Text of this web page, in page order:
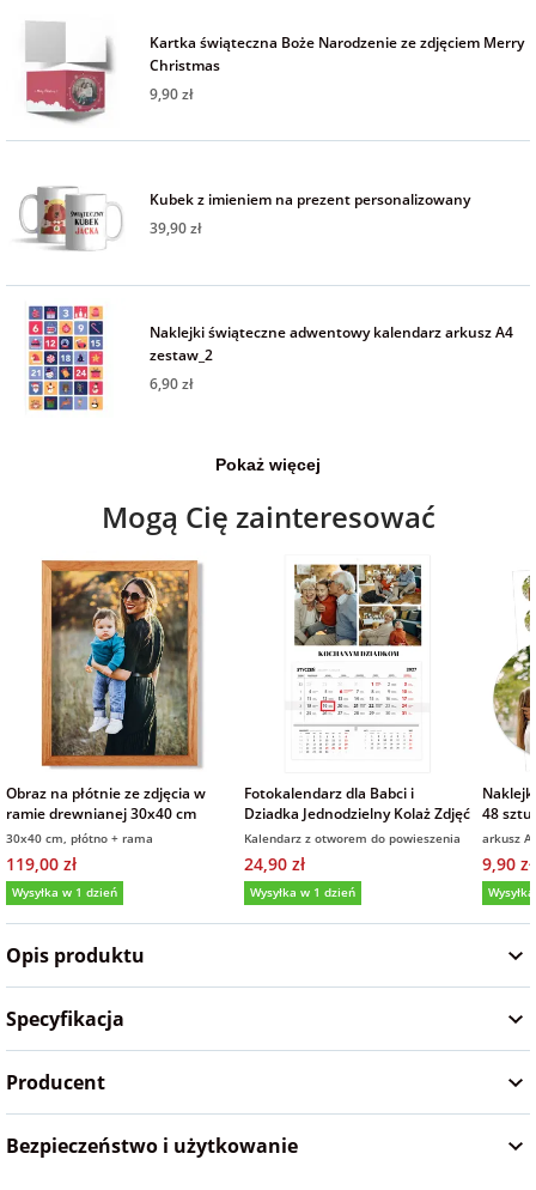
Fotoksiążki
Dodatki i
opakowania
na Dzień
Chłopaka
na walentynki
na mikołajki
na prezent
świąteczny
na Wielkanoc
na wieczór
panieński
na wieczór
kawalerski
dla przyjaciółki
dla przyjaciela
Kartka świąteczna Boże Narodzenie ze zdjęciem Merry
Christmas
9,90 zł
Kubek z imieniem na prezent personalizowany
39,90 zł
Naklejki świąteczne adwentowy kalendarz arkusz A4
zestaw_2
6,90 zł
Pokaż więcej
Mogą Cię zainteresować
Obraz na płótnie ze zdjęcia w
ramie drewnianej 30x40 cm
30x40 cm, płótno + rama
119,00 zł
Wysyłka w 1 dzień
Fotokalendarz dla Babci i
Dziadka Jednodzielny Kolaż Zdjęć
Kalendarz z otworem do powieszenia
24,90 zł
Wysyłka w 1 dzień
48
arkusz
9,90 zł
Opis produktu
Specyfikacja
Producent
Bezpieczeństwo i użytkowanie